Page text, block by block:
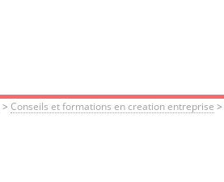
> Conseils et formations en creation entreprise >